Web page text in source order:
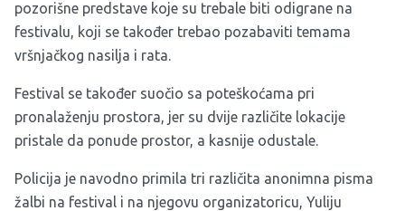
pozorišne predstave koje su trebale biti odigrane na
festivalu, koji se također trebao pozabaviti temama
vršnjačkog nasilja i rata.
Festival se također suočio sa poteškoćama pri
pronalaženju prostora, jer su dvije različite lokacije
pristale da ponude prostor, a kasnije odustale.
Policija je navodno primila tri različita anonimna pisma
žalbi na festival i na njegovu organizatoricu, Yuliju